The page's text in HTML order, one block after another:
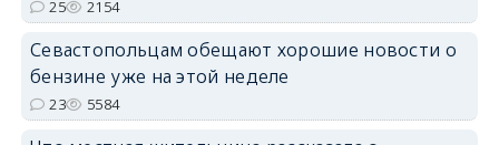
25 2154
Севастопольцам обещают хорошие новости о
бензине уже на этой неделе
23 5584